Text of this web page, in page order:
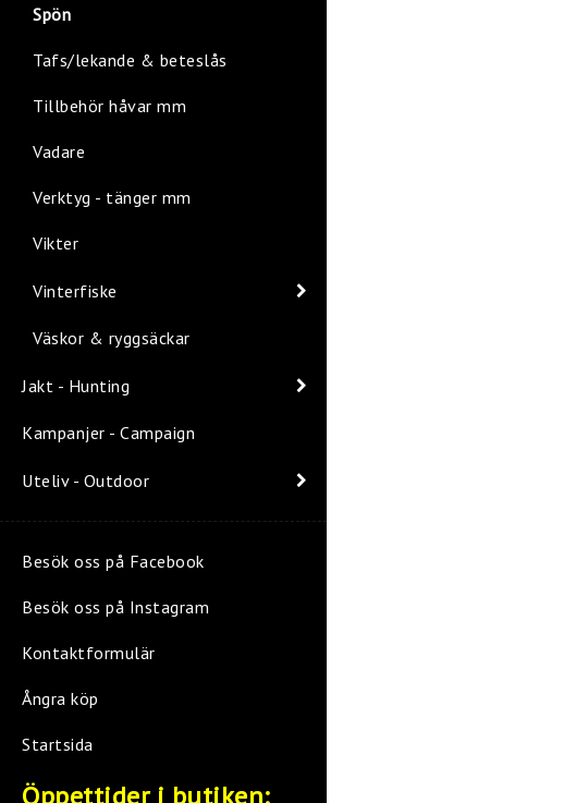
Spön
Tafs/lekande & beteslås
Tillbehör håvar mm
Vadare
Verktyg - tänger mm
Vikter
Vinterfiske
Väskor & ryggsäckar
Jakt - Hunting
Kampanjer - Campaign
Uteliv - Outdoor
Besök oss på Facebook
Besök oss på Instagram
Kontaktformulär
Ångra köp
Startsida
Öppettider i butiken: